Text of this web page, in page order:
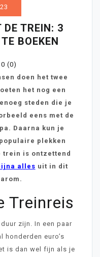
TREIN: 3
BOEKEN
0 (0)
doen het twee
het nog een
steden die je
eens met de
Daarna kun je
plekken
trein is ontzettend
alles uit in dit
Treinreis
zijn. In een paar
honderden euro’s
is dan wel fijn als je